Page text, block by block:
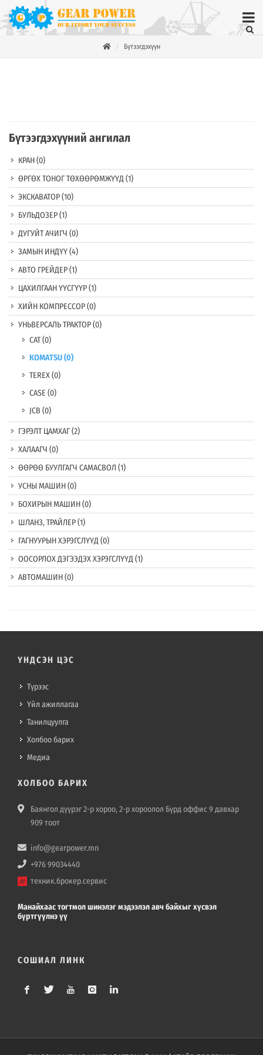
Бүтээгдэхүүн
Бүтээгдэхүүний ангилал
КРАН(0)
ӨРГӨХ ТОНОГ ТӨХӨӨРӨМЖҮҮД(1)
ЭКСКАВАТОР(10)
БУЛЬДОЗЕР(1)
ДУГУЙТ АЧИГЧ (0)
ЗАМЫН ИНДҮҮ(4)
АВТО ГРЕЙДЕР(1)
ЦАХИЛГААН ҮҮСГҮҮР(1)
ХИЙН КОМПРЕССОР(0)
УНЬВЕРСАЛЬ ТРАКТОР(0)
CAT(0)
KOMATSU(0)
TEREX(0)
CASE (0)
JCB (0)
ГЭРЭЛТ ЦАМХАГ(2)
ХАЛААГЧ (0)
ӨӨРӨӨ БУУЛГАГЧ САМАСВОЛ (1)
УСНЫ МАШИН(0)
БОХИРЫН МАШИН(0)
ШЛАНЗ, ТРАЙЛЕР(1)
ГАГНУУРЫН ХЭРЭГСЛҮҮД(0)
ООСОРЛОХ ДЭГЭЭДЭХ ХЭРЭГСЛҮҮД(1)
АВТОМАШИН(0)
ҮНДСЭН ЦЭС
Түрээс
Үйл ажиллагаа
Танилцуулга
Холбоо барих
Медиа
ХОЛБОО БАРИХ
Баянгол дүүрэг 2-р хороо, 2-р хороолол Бүрд оффис 9 давхар
909 тоот
info@gearpower.mn
+976 99034440
техник.брокер.сервис
Манайхаас тогтмол шинэлэг мэдээлэл авч байхыг хүсвэл
бүртгүүлнэ үү
СОШИАЛ ЛИНК